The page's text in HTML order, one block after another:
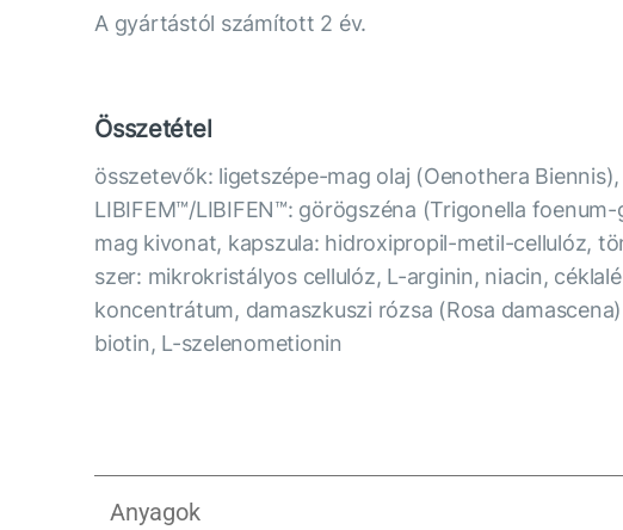
A gyártástól számított 2 év.
Összetétel
összetevők: ligetszépe-mag olaj (Oenothera Biennis),
LIBIFEM™/LIBIFEN™: görögszéna (Trigonella foenum-
mag kivonat, kapszula: hidroxipropil-metil-cellulóz,
szer: mikrokristályos cellulóz, L-arginin, niacin, céklalé
koncentrátum, damaszkuszi rózsa (Rosa
biotin, L-szelenometionin
Anyagok